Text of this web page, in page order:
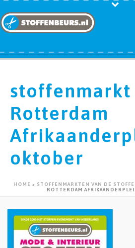
stoffenmarkt
Rotterdam
oktober
HOME » STOFFENMARKTEN VAN DE
ROTTERDAM